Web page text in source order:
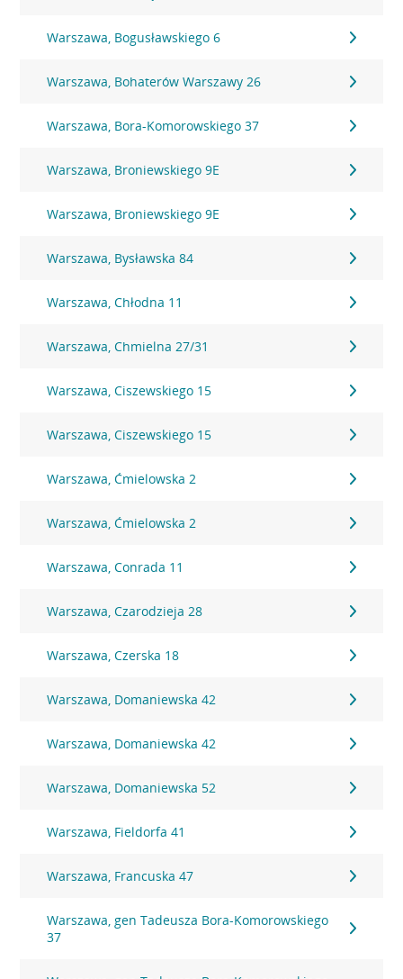
Warszawa, Bogusławskiego 6
Warszawa, Bohaterów Warszawy 26
Warszawa, Bora-Komorowskiego 37
Warszawa, Broniewskiego 9E
Warszawa, Broniewskiego 9E
Warszawa, Bysławska 84
Warszawa, Chłodna 11
Warszawa, Chmielna 27/31
Warszawa, Ciszewskiego 15
Warszawa, Ciszewskiego 15
Warszawa, Ćmielowska 2
Warszawa, Ćmielowska 2
Warszawa, Conrada 11
Warszawa, Czarodzieja 28
Warszawa, Czerska 18
Warszawa, Domaniewska 42
Warszawa, Domaniewska 42
Warszawa, Domaniewska 52
Warszawa, Fieldorfa 41
Warszawa, Francuska 47
Warszawa, gen Tadeusza Bora-Komorowskiego
37